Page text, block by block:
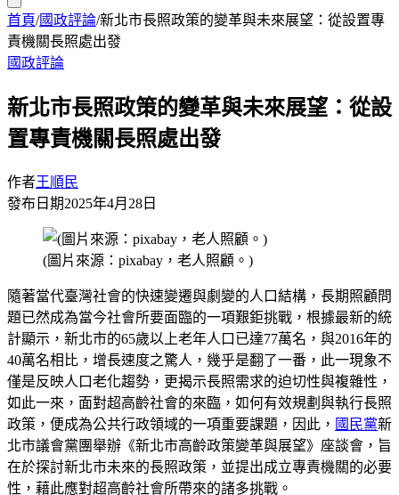
首頁/國政評論/新北市長照政策的變革與未來展望：從設置專
責機關長照處出發
國政評論
新北市長照政策的變革與未來展望：從設
置專責機關長照處出發
作者王順民
發布日期2025年4月28日
(圖片來源：pixabay，老人照顧。)
隨著當代臺灣社會的快速變遷與劇變的人口結構，長期照顧問
題已然成為當今社會所要面臨的一項艱鉅挑戰，根據最新的統
計顯示，新北市的65歲以上老年人口已達77萬名，與2016年的
40萬名相比，增長速度之驚人，幾乎是翻了一番，此一現象不
僅是反映人口老化趨勢，更揭示長照需求的迫切性與複雜性，
如此一來，面對超高齡社會的來臨，如何有效規劃與執行長照
政策，便成為公共行政領域的一項重要課題，因此， 國民黨新
北市議會黨團舉辦《新北市高齡政策變革與展望》座談會，旨
在於探討新北市未來的長照政策，並提出成立專責機關的必要
性，藉此應對超高齡社會所帶來的諸多挑戰。